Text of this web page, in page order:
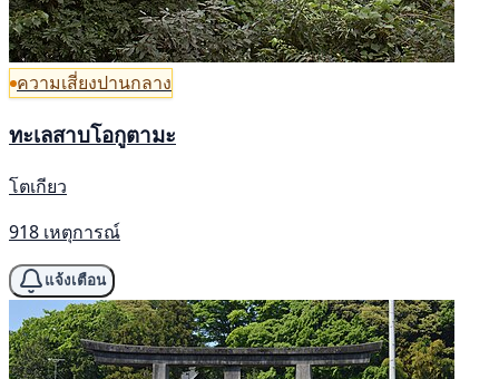
ความเสี่ยงปานกลาง
ทะเลสาบโอกูตามะ
โตเกียว
918 เหตุการณ์
แจ้งเตือน